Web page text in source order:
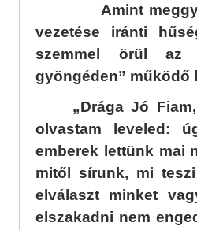
Amint
vezetése iránti
szemmel örül az
gyöngéden” működő
„Drága Jó
olvastam leveled:
emberek lettünk mai
mitől sírunk, mi
elválaszt minket
elszakadni nem